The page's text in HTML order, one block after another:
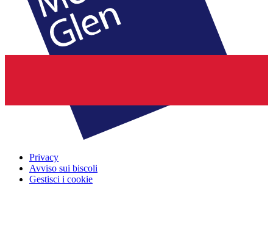
Privacy
Avviso sui biscoli
Gestisci i cookie